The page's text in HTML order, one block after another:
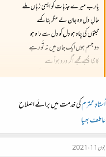
یارب میرے جذبات کو ایسی زباں ملے
حالِ دل وہ جان لے مگر بنا کہے
محبتوں کی چاہ ہو دِل کو دِل سے راہ ہو
دو جسم ہوں ایک جان میں نہ تُو رہے
کانٹا چُبھے مجھے اگر درد ہو اُسے
روئے اُس کا دِل وہاں آنسو مراگرے
ہر بشر آزاد ہو انصاف بھی ملے
بچوں کی تعلیم کا یکساں ہو انتظام
ایک جیسی صحت و خوراک بھی ملے
قدرہواچھائی کی عزت ملے انسان کو
اُستادِ محترمکی خدمت میں برائے اصلاح
عاطف بھیا
جون 11، 2021